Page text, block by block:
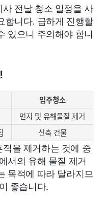
전날 청소 일정을 사
합니다. 급하게 진행할
있으니 주의해야 합니
입주청소
먼지 및 유해물질 제거
신축 건물
을 제거하는 것에 중
서의 유해 물질 제거
목적에 따라 달라지므
좋습니다.